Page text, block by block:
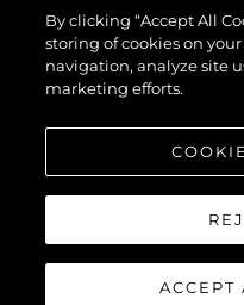
El Equipo
Estilo De Vida
Historia
© 2026 Sunseeker London
By clicking “Accept All
storing of cookies on
navigation, analyze site
marketing efforts.
ACCEPT